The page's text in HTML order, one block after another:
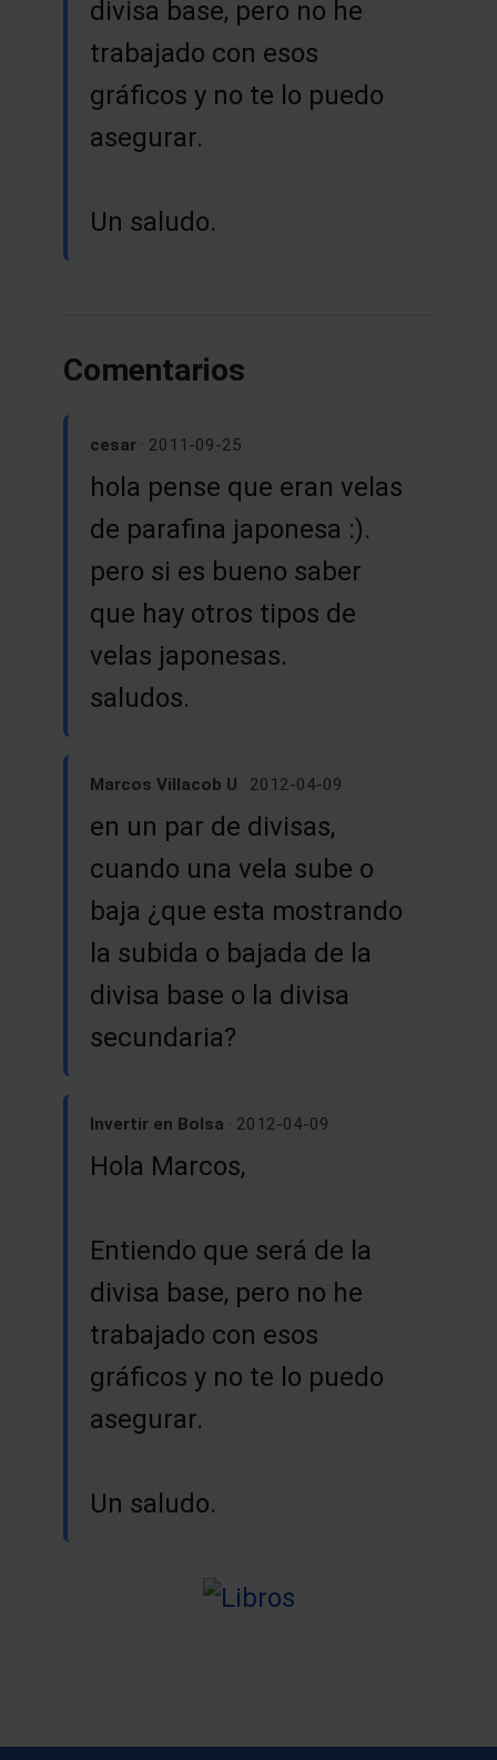
divisa base, pero no he
trabajado con esos
gráficos y no te lo puedo
asegurar.
Un saludo.
Comentarios
cesar· 2011-09-25
hola pense que eran velas
de parafina japonesa :).
pero si es bueno saber
que hay otros tipos de
velas japonesas.
saludos.
Marcos Villacob U · 2012-04-09
en un par de divisas,
cuando una vela sube o
baja ¿que esta mostrando
la subida o bajada de la
divisa base o la divisa
secundaria?
Invertir en Bolsa · 2012-04-09
Hola Marcos,
Entiendo que será de la
divisa base, pero no he
trabajado con esos
gráficos y no te lo puedo
asegurar.
Un saludo.